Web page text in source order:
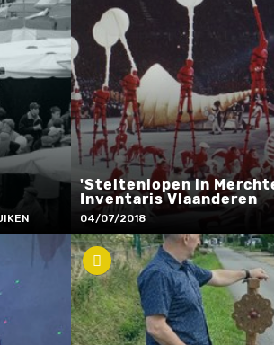
'Steltenlopen in
Inventaris Vlaanderen
04/07/2018